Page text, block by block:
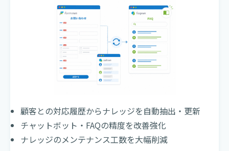
顧客との対応履歴からナレッジを自動抽出・更新
チャットボット・FAQの精度を改善強化
ナレッジのメンテナンス工数を大幅削減